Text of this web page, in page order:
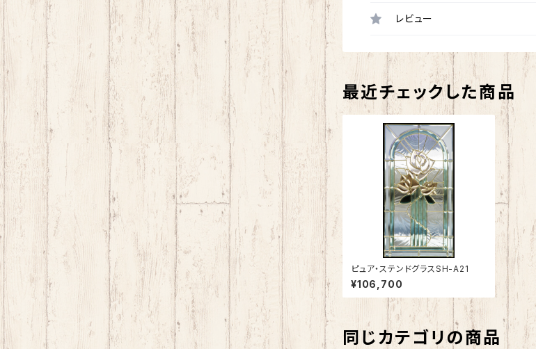
レビュー
最近チェックした商品
ピュア・ステンドグラスSH-A21
¥106,700
同じカテゴリの商品